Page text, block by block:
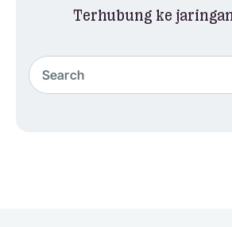
Terhubung ke